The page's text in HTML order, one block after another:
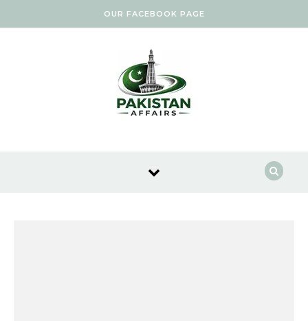
OUR FACEBOOK PAGE